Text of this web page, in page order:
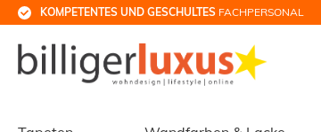
KOMPETENTES UND GESCHULTES FACHPERSONAL